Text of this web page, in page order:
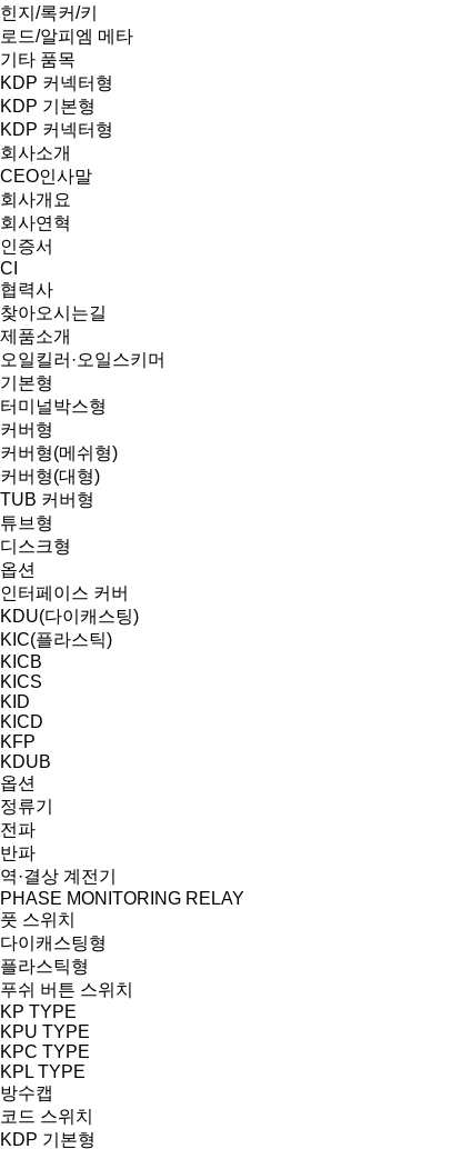
힌지/록커/키
로드/알피엠 메타
기타 품목
KDP 커넥터형
KDP 기본형
KDP 커넥터형
회사소개
CEO인사말
회사개요
회사연혁
인증서
CI
협력사
찾아오시는길
제품소개
오일킬러·오일스키머
기본형
터미널박스형
커버형
커버형(메쉬형)
커버형(대형)
TUB 커버형
튜브형
디스크형
옵션
인터페이스 커버
KDU(다이캐스팅)
KIC(플라스틱)
KICB
KICS
KID
KICD
KFP
KDUB
옵션
정류기
전파
반파
역·결상 계전기
PHASE MONITORING RELAY
풋 스위치
다이캐스팅형
플라스틱형
푸쉬 버튼 스위치
KP TYPE
KPU TYPE
KPC TYPE
KPL TYPE
방수캡
코드 스위치
KDP 기본형